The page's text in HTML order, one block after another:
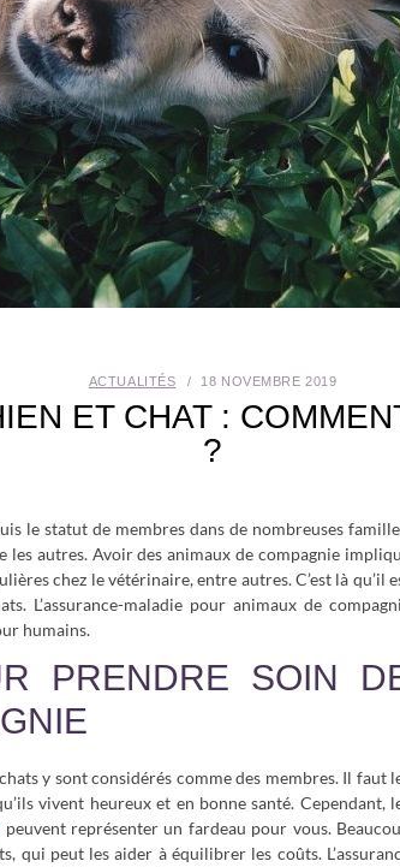
ACTUALITÉS 18 NOVEMBRE 2019
ET CHAT :
?
le statut de membres dans de nombreuses
autres. Avoir des animaux de compagnie
chez le vétérinaire, entre autres. C’est là qu’il
L’assurance-maladie pour animaux de
humains.
PRENDRE SOIN
y sont considérés comme des membres. Il faut
vivent heureux et en bonne santé. Cependant,
peuvent représenter un fardeau pour vous.
qui peut les aider à équilibrer les coûts.